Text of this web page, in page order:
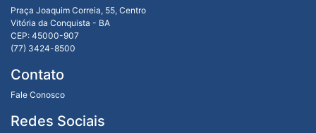
Praça Joaquim Correia, 55, Centro
Vitória da Conquista - BA
CEP: 45000-907
(77) 3424-8500
Contato
Fale Conosco
Redes Sociais